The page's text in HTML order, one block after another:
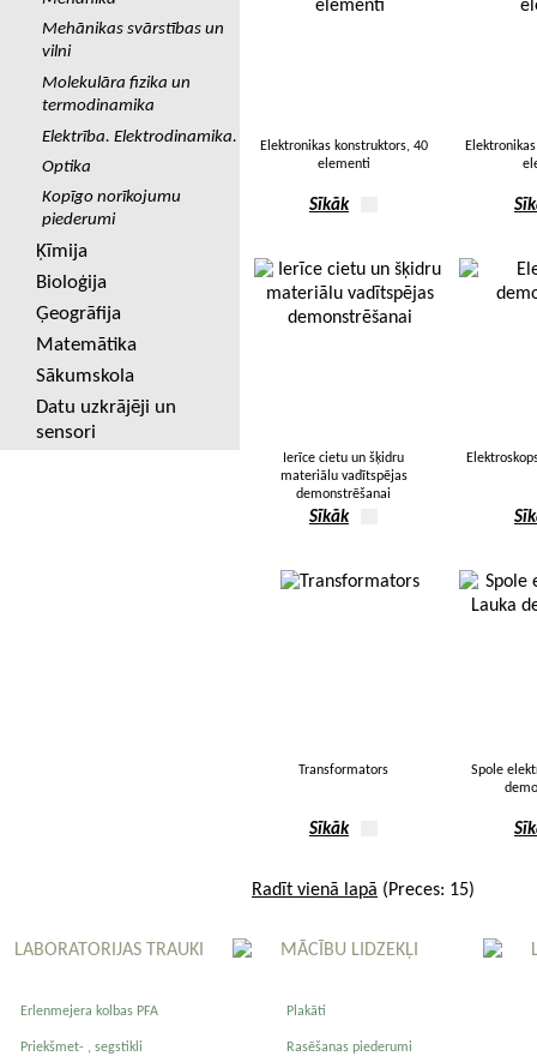
Mehānikas svārstības un
vilni
Molekulāra fizika un
termodinamika
Elektrība. Elektrodinamika.
Optika
Kopīgo norīkojumu
piederumi
Ķīmija
Bioloģija
Ģeogrāfija
Matemātika
Sākumskola
Datu uzkrājēji un
sensori
Elektronikas konstruktors, 40
elementi
Sīkāk
Ierīce cietu un šķidru
materiālu vadītspējas
demonstrēšanai
Sīkāk
Transformators
Sīkāk
Spole
Radīt vienā lapā (Preces: 15)
LABORATORIJAS TRAUKI
Erlenmejera kolbas PFA
Priekšmet- , segstikli
MĀCĪBU LIDZEKĻI
Plakāti
Rasēšanas piederumi